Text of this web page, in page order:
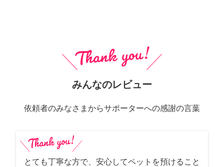
みんなのレビュー
依頼者のみなさまからサポーターへの感謝の言葉
とても丁寧な方で、安心してペットを預けること